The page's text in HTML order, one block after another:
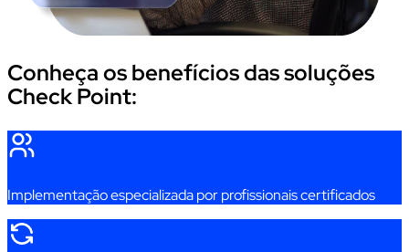
Conheça os benefícios das soluções
Check Point:
Implementação especializada por profissionais certificados